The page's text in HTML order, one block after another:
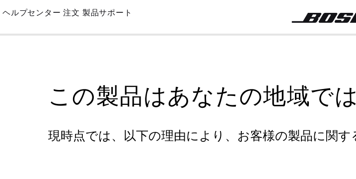
Skip
Main
ヘルプセンター 注文 製品サポート
この製品はあなたの地域で
現時点では、以下の理由により、お客様の製品に関